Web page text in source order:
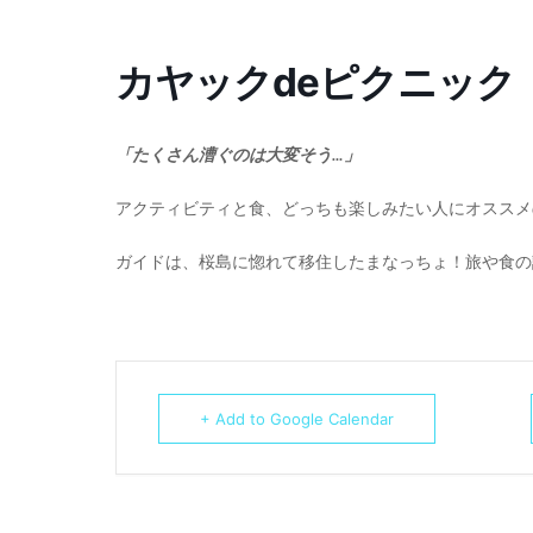
カヤックdeピクニック
「たくさん漕ぐのは大変そう…」
アクティビティと食、どっちも楽しみたい人にオススメ
ガイドは、桜島に惚れて移住したまなっちょ！旅や食の
+ Add to Google Calendar